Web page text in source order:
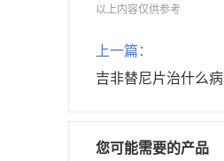
以上内容仅供参考
上一篇：
吉非替尼片治什么病
您可能需要的产品